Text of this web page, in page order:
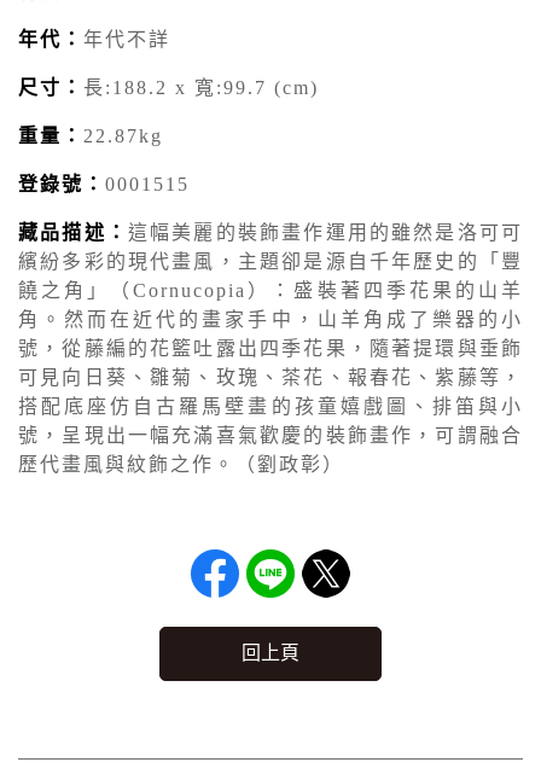
年代： 年代不詳
尺寸： 長:188.2 x 寬:99.7 (cm)
重量： 22.87kg
登錄號： 0001515
藏品描述： 這幅美麗的裝飾畫作運用的雖然是洛可可
繽紛多彩的現代畫風，主題卻是源自千年歷史的「豐
饒之角」（Cornucopia）：盛裝著四季花果的山羊
角。然而在近代的畫家手中，山羊角成了樂器的小
號，從藤編的花籃吐露出四季花果，隨著提環與垂飾
可見向日葵、雛菊、玫瑰、茶花、報春花、紫藤等，
搭配底座仿自古羅馬壁畫的孩童嬉戲圖、排笛與小
號，呈現出一幅充滿喜氣歡慶的裝飾畫作，可謂融合
歷代畫風與紋飾之作。（劉政彰）
回上頁